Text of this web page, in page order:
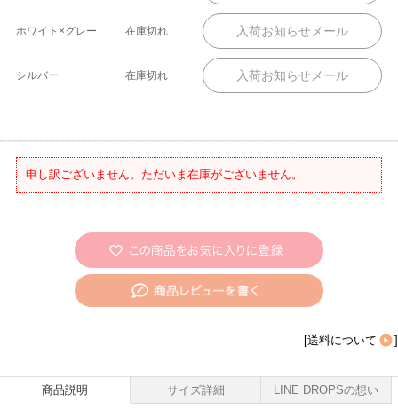
ホワイト×グレー 在庫切れ
シルバー 在庫切れ
申し訳ございません。ただいま在庫がございません。
[送料について ]
商品説明 サイズ詳細 LINE DROPSの想い